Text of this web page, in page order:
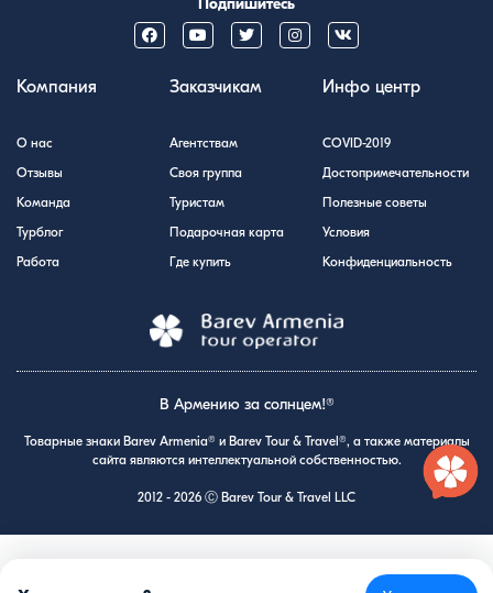
Подпишитесь
Компания
О нас
Отзывы
Команда
Турблог
Работа
Заказчикам
Агентствам
Своя группа
Туристам
Подарочная карта
Где купить
Инфо центр
COVID-2019
Достопримечательности
Полезные советы
Условия
Конфиденциальность
В Армению за солнцем!®
Товарные знаки Barev Armenia® и Barev Tour & Travel®, а также материалы
сайта являются интеллектуальной собственностью.
2012 - 2026 Ⓒ Barev Tour & Travel LLC